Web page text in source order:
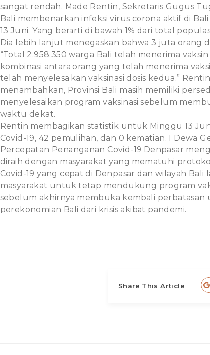
sangat rendah. Made Rentin, Sekretaris Gugus
Bali membenarkan infeksi virus corona aktif di
13 Juni. Yang berarti di bawah 1% dari total
Dia lebih lanjut menegaskan bahwa 3 juta orang
“Total 2.958.350 warga Bali telah menerima
kombinasi antara orang yang telah menerima
telah menyelesaikan vaksinasi dosis kedua.”
menambahkan, Provinsi Bali masih memiliki
menyelesaikan program vaksinasi sebelum
waktu dekat.
Rentin membagikan statistik untuk Minggu 13
Covid-19, 42 pemulihan, dan 0 kematian. I Dewa
Percepatan Penanganan Covid-19 Denpasar
diraih dengan masyarakat yang mematuhi
Covid-19 yang cepat di Denpasar dan wilayah
masyarakat untuk tetap mendukung program
sebelum akhirnya membuka kembali
perekonomian Bali dari krisis akibat pandemi.
Share This Article